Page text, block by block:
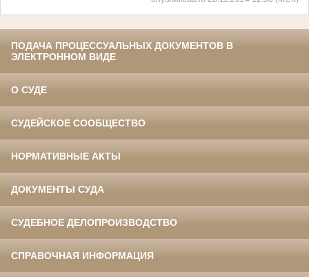
ПОДАЧА ПРОЦЕССУАЛЬНЫХ ДОКУМЕНТОВ В
ЭЛЕКТРОННОМ ВИДЕ
О СУДЕ
СУДЕЙСКОЕ СООБЩЕСТВО
НОРМАТИВНЫЕ АКТЫ
ДОКУМЕНТЫ СУДА
СУДЕБНОЕ ДЕЛОПРОИЗВОДСТВО
СПРАВОЧНАЯ ИНФОРМАЦИЯ